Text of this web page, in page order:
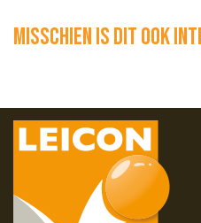
Misschien is dit ook